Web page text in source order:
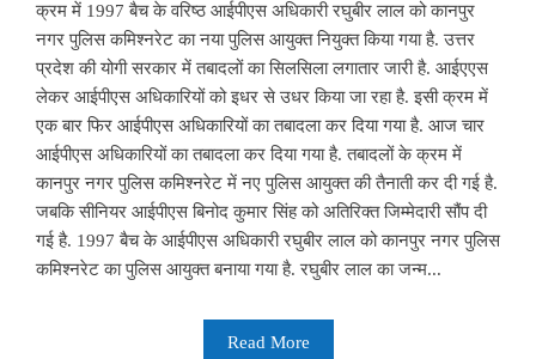
क्रम में 1997 बैच के वरिष्ठ आईपीएस अधिकारी रघुबीर लाल को कानपुर
नगर पुलिस कमिश्नरेट का नया पुलिस आयुक्त नियुक्त किया गया है. उत्तर
प्रदेश की योगी सरकार में तबादलों का सिलसिला लगातार जारी है. आईएएस
लेकर आईपीएस अधिकारियों को इधर से उधर किया जा रहा है. इसी क्रम में
एक बार फिर आईपीएस अधिकारियों का तबादला कर दिया गया है. आज चार
आईपीएस अधिकारियों का तबादला कर दिया गया है. तबादलों के क्रम में
कानपुर नगर पुलिस कमिश्नरेट में नए पुलिस आयुक्त की तैनाती कर दी गई है.
जबकि सीनियर आईपीएस बिनोद कुमार सिंह को अतिरिक्त जिम्मेदारी सौंप दी
गई है. 1997 बैच के आईपीएस अधिकारी रघुबीर लाल को कानपुर नगर पुलिस
कमिश्नरेट का पुलिस आयुक्त बनाया गया है. रघुबीर लाल का जन्म...
Read More